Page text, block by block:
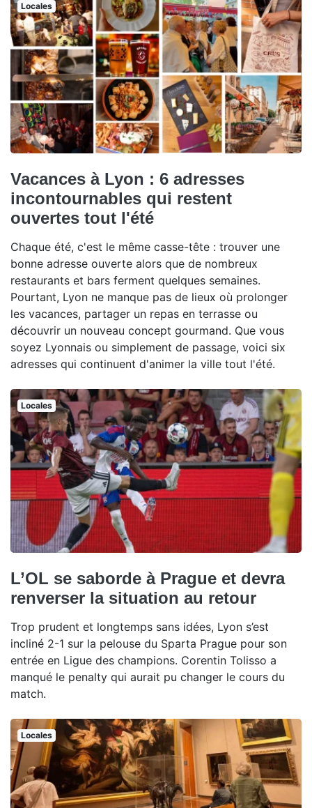
Locales
Vacances à Lyon : 6 adresses
incontournables qui restent
ouvertes tout l'été
Chaque été, c'est le même casse-tête : trouver une
bonne adresse ouverte alors que de nombreux
restaurants et bars ferment quelques semaines.
Pourtant, Lyon ne manque pas de lieux où prolonger
les vacances, partager un repas en terrasse ou
découvrir un nouveau concept gourmand. Que vous
soyez Lyonnais ou simplement de passage, voici six
adresses qui continuent d'animer la ville tout l'été.
Locales
L’OL se saborde à Prague et devra
renverser la situation au retour
Trop prudent et longtemps sans idées, Lyon s’est
incliné 2-1 sur la pelouse du Sparta Prague pour son
entrée en Ligue des champions. Corentin Tolisso a
manqué le penalty qui aurait pu changer le cours du
match.
Locales